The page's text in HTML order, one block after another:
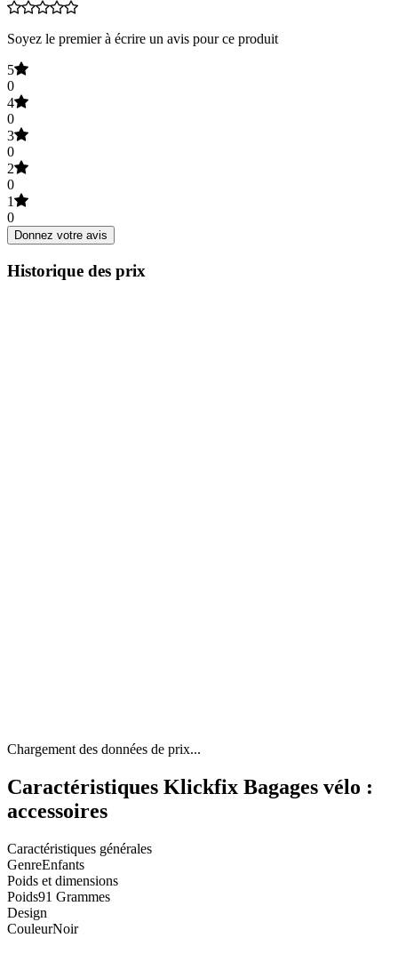
Soyez le premier à écrire un avis pour ce produit
5
0
4
0
3
0
2
0
1
0
Donnez votre avis
Historique des prix
Chargement des données de prix...
Caractéristiques Klickfix Bagages vélo :
accessoires
Caractéristiques générales
GenreEnfants
Poids et dimensions
Poids91 Grammes
Design
CouleurNoir